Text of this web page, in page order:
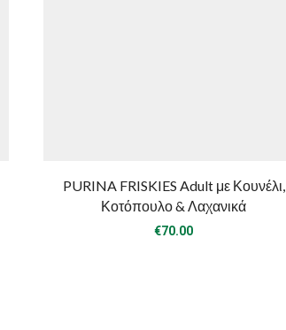
PURINA FRISKIES Adult με Κουνέλι,
Κοτόπουλο & Λαχανικά
€70.00